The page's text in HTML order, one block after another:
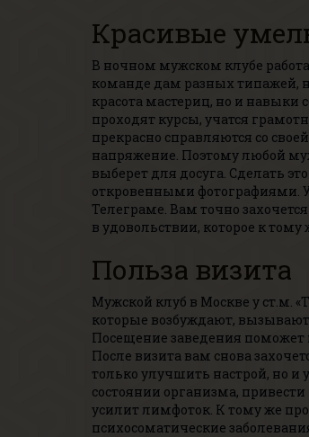
Красивые
В ночном мужском клубе
команде дам разных типажей,
красота мастериц, но и
проходят курсы, учатся
прекрасно справляются со
напряжение. Поэтому любой
выберет для досуга. Сделать
откровенными фотографиями.
Телеграме. Вам точно
в удовольствии, которое к
Польза визита
Мужской клуб в Москве у ст.м.
которые возбуждают,
Посещение заведения поможет
После визита вам снова
только улучшить настрой, но и
состоянии организма,
усилит лимфоток. К тому же
психосоматические